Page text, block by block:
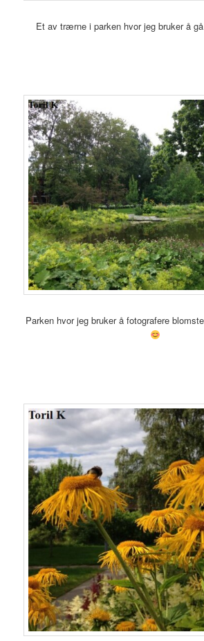
Et av trærne i parken hvor jeg bruker å
Parken hvor jeg bruker å fotografere